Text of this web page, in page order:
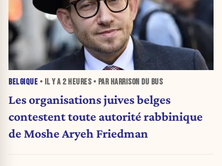
BELGIQUE • IL Y A 2 HEURES• PAR HARRISON DU BUS
Les organisations juives belges
contestent toute autorité rabbinique
de Moshe Aryeh Friedman